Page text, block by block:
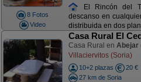
8 Fotos
Video
El Rincón del
descanso en
distribuida en dos
Casa Rural El
Casa Rural en Abejar
Villaciervitos (Soria)
10+2 plazas
20 €
27 km de Soria